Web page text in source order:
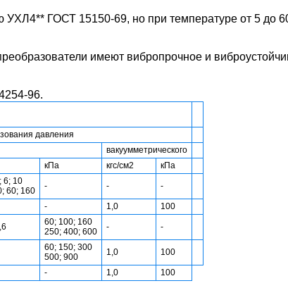
УХЛ4** ГОСТ 15150-69, но при температуре от 5 до
имеют вибропрочное и
96.
давления
вакуумметрического
кПа кгс/см2 кПа
6; 10
60; 160
- - -
- 1,0 100
60; 100; 160
250; 400; 600
- -
60; 150; 300
500; 900
1,0 100
- 1,0 100